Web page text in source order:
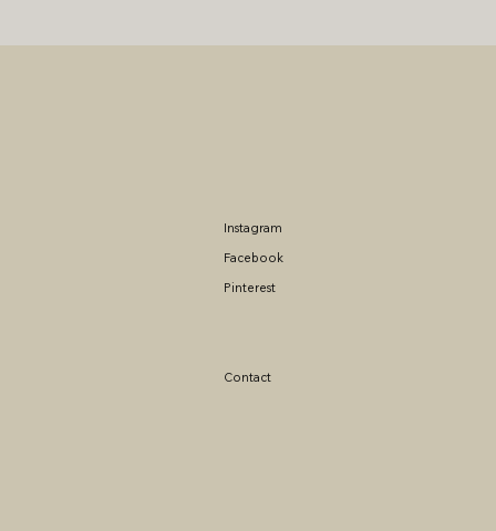
Instagram
Facebook
Pinterest
Contact